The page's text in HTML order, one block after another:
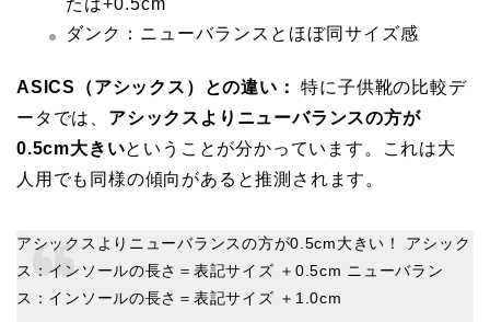
たは+0.5cm
ダンク：ニューバランスとほぼ同サイズ感
ASICS（アシックス）との違い：
特に子供靴の比較デ
ータでは、 アシックスよりニューバランスの方が
0.5cm大きいということが分かっています。これは大
人用でも同様の傾向があると推測されます。
アシックスよりニューバランスの方が0.5cm大きい！ アシック
ス：インソールの長さ＝表記サイズ ＋0.5cm ニューバラン
ス：インソールの長さ＝表記サイズ ＋1.0cm